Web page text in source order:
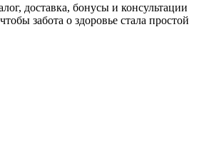
доставка, бонусы и консультации
забота о здоровье стала простой